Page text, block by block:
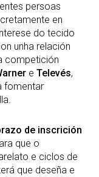
persoas
en
do tecido
unha relación
competición
e Televés,
fomentar
de inscrición
que o
e ciclos de
que deseña e